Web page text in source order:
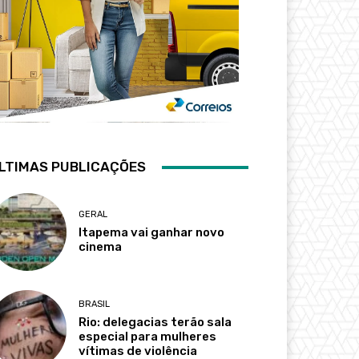
PUBLICAÇÕES
GERAL
Itapema vai ganhar novo
cinema
BRASIL
Rio: delegacias terão sala
especial para mulheres
vítimas de violência